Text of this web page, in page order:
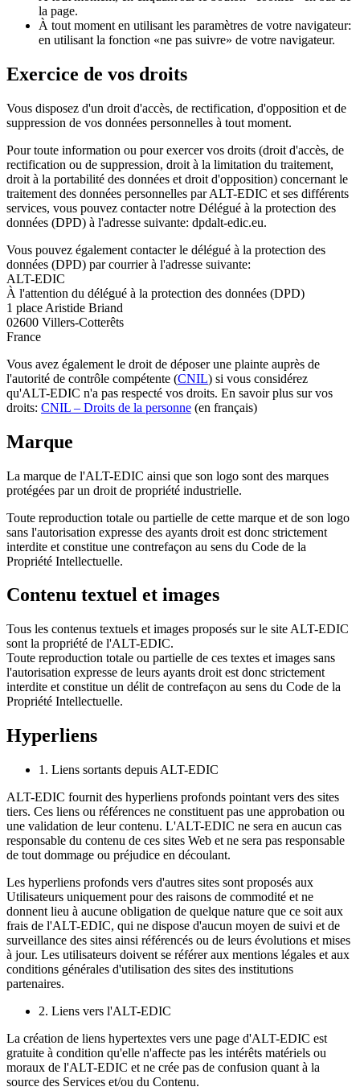
la page.
À tout moment en utilisant les paramètres de votre navigateur:
en utilisant la fonction «ne pas suivre» de votre navigateur.
Exercice de vos droits
Vous disposez d'un droit d'accès, de rectification, d'opposition et de
suppression de vos données personnelles à tout moment.
Pour toute information ou pour exercer vos droits (droit d'accès, de
rectification ou de suppression, droit à la limitation du traitement,
droit à la portabilité des données et droit d'opposition) concernant le
traitement des données personnelles par ALT-EDIC et ses différents
services, vous pouvez contacter notre Délégué à la protection des
données (DPD) à l'adresse suivante: dpdalt-edic.eu.
Vous pouvez également contacter le délégué à la protection des
données (DPD) par courrier à l'adresse suivante:
ALT-EDIC
À l'attention du délégué à la protection des données (DPD)
1 place Aristide Briand
02600 Villers-Cotterêts
France
Vous avez également le droit de déposer une plainte auprès de
l'autorité de contrôle compétente (CNIL) si vous considérez
qu'ALT-EDIC n'a pas respecté vos droits. En savoir plus sur vos
droits: CNIL – Droits de la personne (en français)
Marque
La marque de l'ALT-EDIC ainsi que son logo sont des marques
protégées par un droit de propriété industrielle.
Toute reproduction totale ou partielle de cette marque et de son logo
sans l'autorisation expresse des ayants droit est donc strictement
interdite et constitue une contrefaçon au sens du Code de la
Propriété Intellectuelle.
Contenu textuel et images
Tous les contenus textuels et images proposés sur le site ALT-EDIC
sont la propriété de l'ALT-EDIC.
Toute reproduction totale ou partielle de ces textes et images sans
l'autorisation expresse de leurs ayants droit est donc strictement
interdite et constitue un délit de contrefaçon au sens du Code de la
Propriété Intellectuelle.
Hyperliens
1. Liens sortants depuis ALT-EDIC
ALT-EDIC fournit des hyperliens profonds pointant vers des sites
tiers. Ces liens ou références ne constituent pas une approbation ou
une validation de leur contenu. L'ALT-EDIC ne sera en aucun cas
responsable du contenu de ces sites Web et ne sera pas responsable
de tout dommage ou préjudice en découlant.
Les hyperliens profonds vers d'autres sites sont proposés aux
Utilisateurs uniquement pour des raisons de commodité et ne
donnent lieu à aucune obligation de quelque nature que ce soit aux
frais de l'ALT-EDIC, qui ne dispose d'aucun moyen de suivi et de
surveillance des sites ainsi référencés ou de leurs évolutions et mises
à jour. Les utilisateurs doivent se référer aux mentions légales et aux
conditions générales d'utilisation des sites des institutions
partenaires.
2. Liens vers l'ALT-EDIC
La création de liens hypertextes vers une page d'ALT-EDIC est
gratuite à condition qu'elle n'affecte pas les intérêts matériels ou
moraux de l'ALT-EDIC et ne crée pas de confusion quant à la
source des Services et/ou du Contenu.